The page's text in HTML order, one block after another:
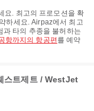
요. 최고의 프로모션을 확
하세요. Airpaz에서 최고
과 타의 추종을 불허하는
항까지의 항공편 를 예약
스트제트 / WestJet